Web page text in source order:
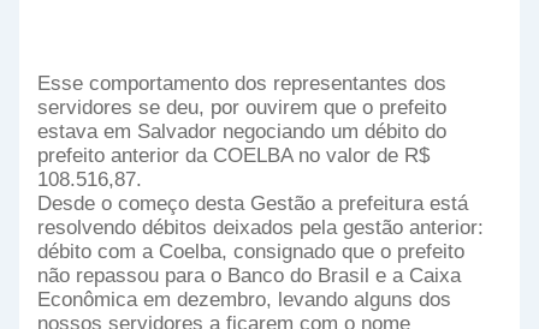
Esse comportamento dos representantes dos
servidores se deu, por ouvirem que o prefeito
estava em Salvador negociando um débito do
prefeito anterior da COELBA no valor de R$
108.516,87.
Desde o começo desta Gestão a prefeitura está
resolvendo débitos deixados pela gestão anterior:
débito com a Coelba, consignado que o prefeito
não repassou para o Banco do Brasil e a Caixa
Econômica em dezembro, levando alguns dos
nossos servidores a ficarem com o nome